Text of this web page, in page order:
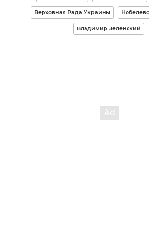
Верховная Рада Украины
Владимир Зеленский